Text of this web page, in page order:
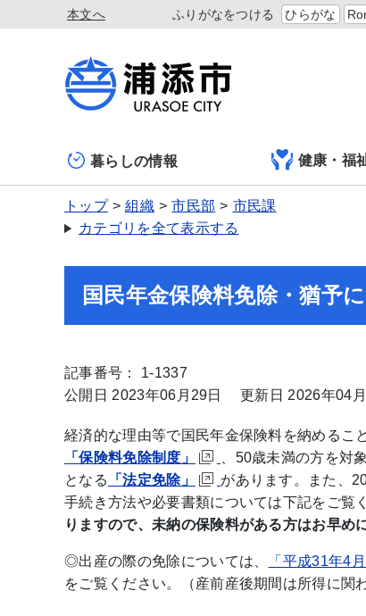
本文へ ふりがなをつける ひらがな
暮らしの情報 健康・福
トップ 組織 市民部
市民課
カテゴリを全て表示する
国民年金保険料免除・猶予
記事番号： 1-1337
公開日 2023年06月29日
更新日 2026年04
経済的な理由等で国民年金保険料を納めるこ
「保険料免除制度」
、50歳未満の方を対
となる
「法定免除」 があります。また、
手続き方法や必要書類については下記をご覧
りますので、未納の保険料がある方はお早め
◎出産の際の免除については、
「平成31年4
をご覧ください。（産前産後期間は所得に関